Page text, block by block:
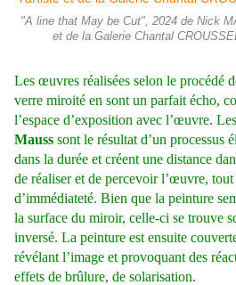
"A line that May be Cut", 2024 de Nick
et de la Galerie Chantal
Les œuvres réalisées selon le procédé
verre miroité en sont un parfait écho,
l’espace d’exposition avec l’œuvre.
Mauss sont le résultat d’un processus
dans la durée et créent une distance
de réaliser et de percevoir l’œuvre,
d’immédiateté. Bien que la peinture
la surface du miroir, celle-ci se trouve
inversé. La peinture est ensuite
révélant l’image et provoquant des
effets de brûlure, de solarisation.